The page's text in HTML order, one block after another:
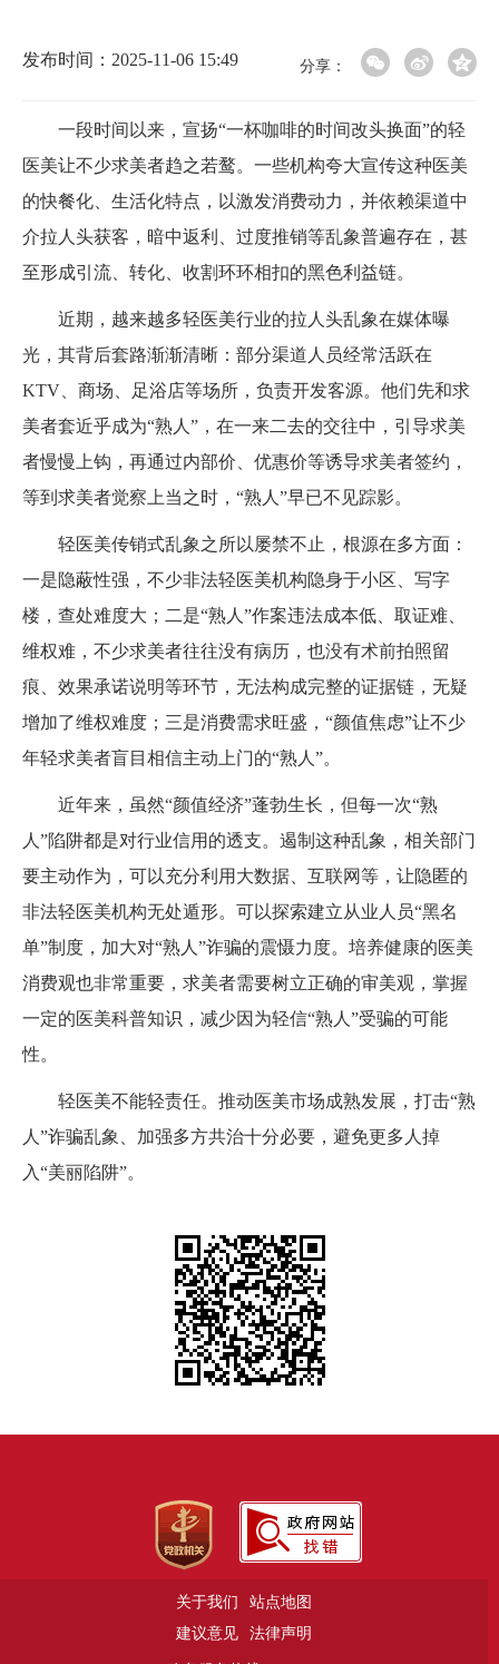
发布时间：2025-11-06 15:49 分享：
一段时间以来，宣扬“一杯咖啡的时间改头换面”的轻
医美让不少求美者趋之若鹜。一些机构夸大宣传这种医美
的快餐化、生活化特点，以激发消费动力，并依赖渠道中
介拉人头获客，暗中返利、过度推销等乱象普遍存在，甚
至形成引流、转化、收割环环相扣的黑色利益链。
近期，越来越多轻医美行业的拉人头乱象在媒体曝
光，其背后套路渐渐清晰：部分渠道人员经常活跃在
KTV、商场、足浴店等场所，负责开发客源。他们先和求
美者套近乎成为“熟人”，在一来二去的交往中，引导求美
者慢慢上钩，再通过内部价、优惠价等诱导求美者签约，
等到求美者觉察上当之时，“熟人”早已不见踪影。
轻医美传销式乱象之所以屡禁不止，根源在多方面：
一是隐蔽性强，不少非法轻医美机构隐身于小区、写字
楼，查处难度大；二是“熟人”作案违法成本低、取证难、
维权难，不少求美者往往没有病历，也没有术前拍照留
痕、效果承诺说明等环节，无法构成完整的证据链，无疑
增加了维权难度；三是消费需求旺盛，“颜值焦虑”让不少
年轻求美者盲目相信主动上门的“熟人”。
近年来，虽然“颜值经济”蓬勃生长，但每一次“熟
人”陷阱都是对行业信用的透支。遏制这种乱象，相关部门
要主动作为，可以充分利用大数据、互联网等，让隐匿的
非法轻医美机构无处遁形。可以探索建立从业人员“黑名
单”制度，加大对“熟人”诈骗的震慑力度。培养健康的医美
消费观也非常重要，求美者需要树立正确的审美观，掌握
一定的医美科普知识，减少因为轻信“熟人”受骗的可能
性。
轻医美不能轻责任。推动医美市场成熟发展，打击“熟
人”诈骗乱象、加强多方共治十分必要，避免更多人掉
入“美丽陷阱”。
关于我们 站点地图
建议意见 法律声明